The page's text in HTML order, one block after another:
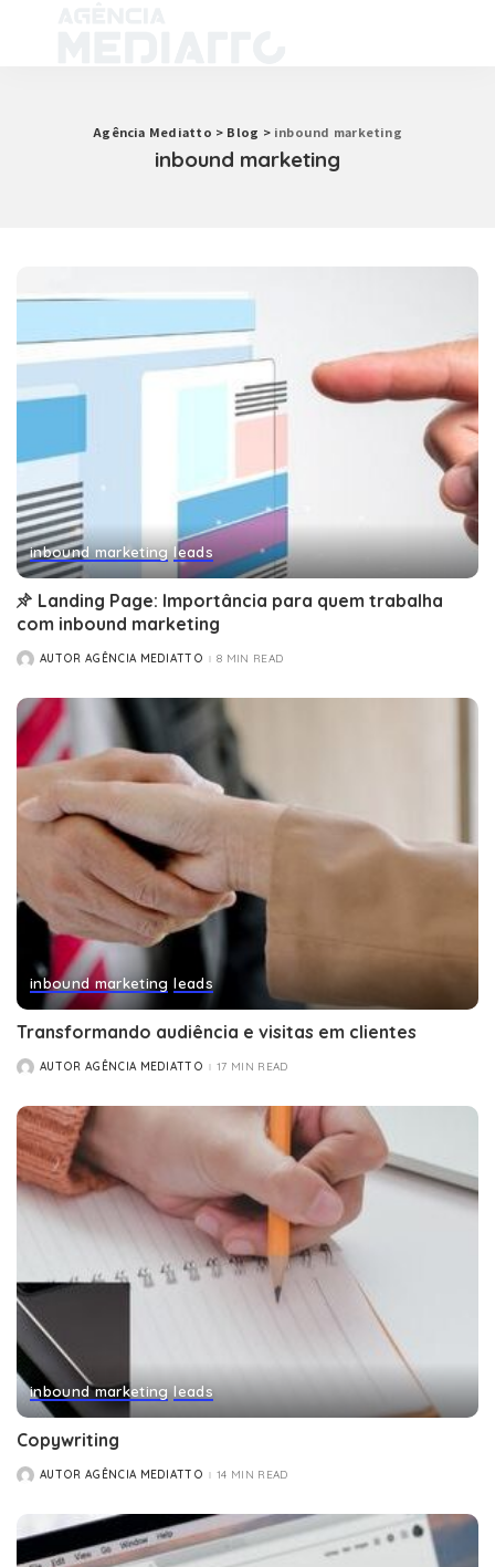
Agência Mediatto > Blog > inbound marketing
inbound marketing
inbound marketing leads
Landing Page: Importância para quem trabalha
com inbound marketing
POSTEDAUTOR AGÊNCIA MEDIATTO 8 MIN READ
inbound marketing leads
Transformando audiência e visitas em clientes
POSTEDAUTOR AGÊNCIA MEDIATTO 17 MIN READ
inbound marketing leads
Copywriting
POSTEDAUTOR AGÊNCIA MEDIATTO 14 MIN READ